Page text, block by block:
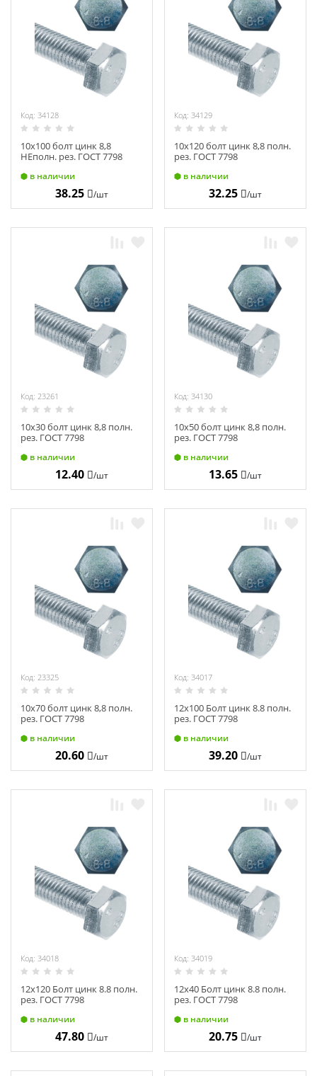
Хозтовары
Электроды и проволока
Код: 34128
10х100 болт цинк 8,8
НЕполн. рез. ГОСТ 7798
в наличии
38.25 /шт
Код: 34129
10х120 болт цинк 8,8 полн.
рез. ГОСТ 7798
в наличии
32.25 /шт
Код: 23261
10х30 болт цинк 8,8 полн.
рез. ГОСТ 7798
в наличии
12.40 /шт
Код: 34130
10х50 болт цинк 8,8 полн.
рез. ГОСТ 7798
в наличии
13.65 /шт
Код: 23325
10х70 болт цинк 8,8 полн.
рез. ГОСТ 7798
в наличии
20.60 /шт
Код: 34017
12х100 Болт цинк 8.8 полн.
рез. ГОСТ 7798
в наличии
39.20 /шт
Код: 34018
12х120 Болт цинк 8.8 полн.
рез. ГОСТ 7798
в наличии
47.80 /шт
Код: 34019
12х40 Болт цинк 8.8 полн.
рез. ГОСТ 7798
в наличии
20.75 /шт